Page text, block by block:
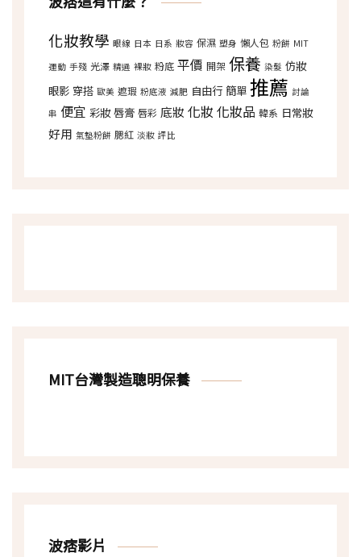
化妝教學 眼線 日本 日系 妝容 保濕 塑身 懶人包 粉餅 MIT
運動 手殘 光澤 精選 裸妝 粉底 平價 開架 保養 染髮 仿妝
眼影 穿搭 歐美 遮瑕 粉底液 減肥 自由行 簡單 推薦 討論
串 便宜 彩妝 唇膏 唇彩 底妝 化妝 化妝品 韓系 日常妝
好用 氣墊粉餅 腮紅 淡妝 評比
MIT台灣製造聰明保養
波痞影片